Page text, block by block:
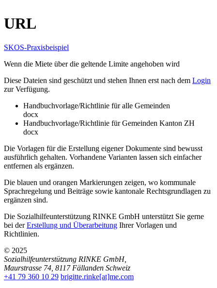
URL
SKOS-Praxisbeispiel
Wenn die Miete über die geltende Limite angehoben wird
Diese Dateien sind geschützt und stehen Ihnen erst nach dem Login
zur Verfügung.
Handbuchvorlage/Richtlinie für alle Gemeinden
docx
Handbuchvorlage/Richtlinie für Gemeinden Kanton ZH
docx
Die Vorlagen für die Erstellung eigener Dokumente sind bewusst
ausführlich gehalten. Vorhandene Varianten lassen sich einfacher
entfernen als ergänzen.
Die blauen und orangen Markierungen zeigen, wo kommunale
Sprachregelung und Beiträge sowie kantonale Rechtsgrundlagen zu
ergänzen sind.
Die Sozialhilfeunterstützung RINKE GmbH unterstützt Sie gerne
bei derErstellung und Überarbeitung Ihrer Vorlagen und
Richtlinien.
© 2025
Sozialhilfeunterstützung RINKE GmbH,
Maurstrasse 74 8117 Fällanden Schweiz
+41 79 360 10 29 brigitte.rinke[at]me.com